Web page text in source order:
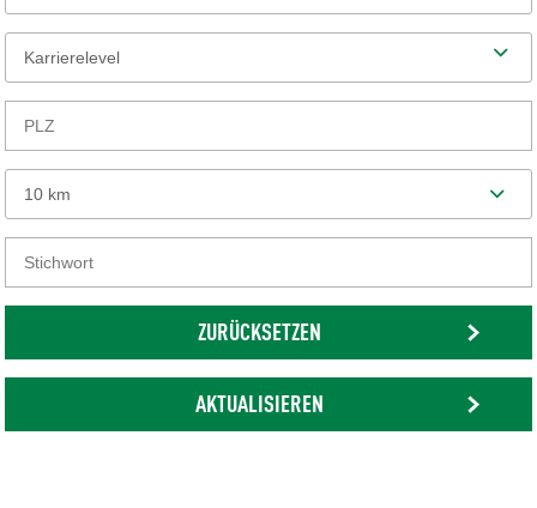
Karrierelevel
10 km
ZURÜCKSETZEN
AKTUALISIEREN